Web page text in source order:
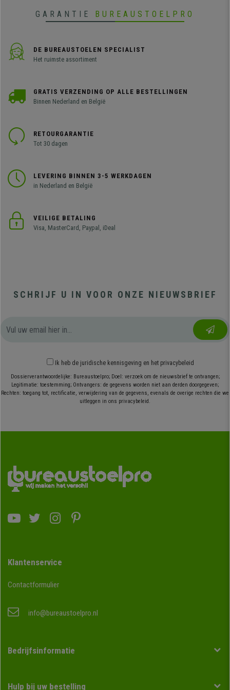
GARANTIE BUREAUSTOELPRO
DE BUREAUSTOELEN SPECIALIST
Het ruimste assortiment
GRATIS VERZENDING OP ALLE BESTELLINGEN
Binnen Nederland en België
RETOURGARANTIE
Tot 30 dagen
LEVERING BINNEN 3-5 WERKDAGEN
in Nederland en België
VEILIGE BETALING
Visa, MasterCard, Paypal, iDeal
SCHRIJF U IN VOOR ONZE NIEUWSBRIEF
Ik heb de juridische kennisgeving en het privacybeleid
Dossierverantwoordelijke: Bureaustoelpro; Doel: verzoek om de nieuwsbrief te ontvangen;
Legitimatie: toestemming; Ontvangers: de gegevens worden niet aan derden doorgegeven;
Rechten: toegang tot, rectificatie, verwijdering van de gegevens, evenals de overige rechten die we
uitleggen in ons privacybeleid.
Klantenservice
Contactformulier
info@bureaustoelpro.nl
Bedrijfsinformatie
Hulp bij uw bestelling